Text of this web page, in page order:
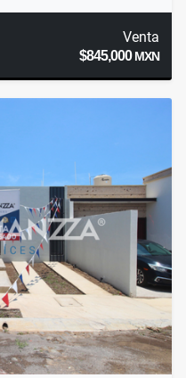
Venta
$845,000MXN